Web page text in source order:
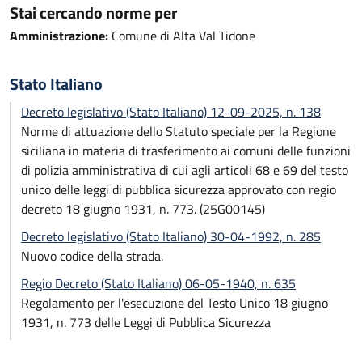
Stai cercando norme per
Amministrazione: Comune di Alta Val Tidone
Stato Italiano
Decreto legislativo (Stato Italiano) 12-09-2025, n. 138
Norme di attuazione dello Statuto speciale per la Regione
siciliana in materia di trasferimento ai comuni delle funzioni
di polizia amministrativa di cui agli articoli 68 e 69 del testo
unico delle leggi di pubblica sicurezza approvato con regio
decreto 18 giugno 1931, n. 773. (25G00145)
Decreto legislativo (Stato Italiano) 30-04-1992, n. 285
Nuovo codice della strada.
Regio Decreto (Stato Italiano) 06-05-1940, n. 635
Regolamento per l'esecuzione del Testo Unico 18 giugno
1931, n. 773 delle Leggi di Pubblica Sicurezza